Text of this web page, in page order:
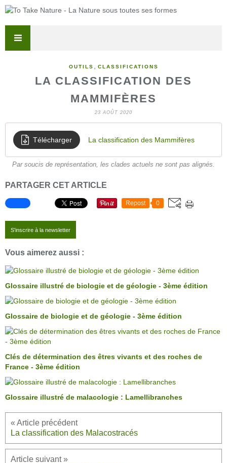
OUTILS CLASSIFICATIONS
LA CLASSIFICATION DES
MAMMIFÈRES
23 AOÛT 2020
Télécharger La classification des Mammifères
Par soucis de représentation, les clades actuels ne sont pas alignés.
PARTAGER CET ARTICLE
Repost 0
S'inscrire à la newsletter
Vous aimerez aussi :
Glossaire illustré de biologie et de géologie - 3ème édition
Glossaire de biologie et de géologie - 3ème édition
Clés de détermination des êtres vivants et des roches de
France - 3ème édition
Glossaire illustré de malacologie : Lamellibranches
La classification des Malacostracés